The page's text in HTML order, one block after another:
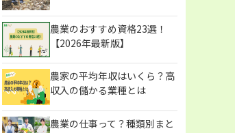
農業のおすすめ資格23選！
【2026年最新版】
農家の平均年収はいくら？高
収入の儲かる業種とは
農業の仕事って？種類別まと